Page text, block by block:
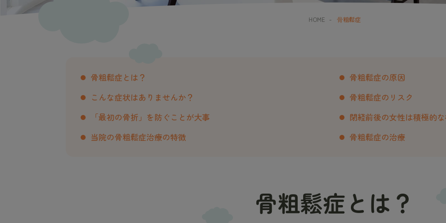
HOME - ⾻粗鬆症
骨粗鬆症とは？
骨粗鬆症の原因
こんな症状はありませんか？
骨粗鬆症のリスク
「最初の骨折」を防ぐことが大事
閉経前後の女性は積極的
当院の骨粗鬆症治療の特徴
骨粗鬆症の治療
骨粗鬆症とは？